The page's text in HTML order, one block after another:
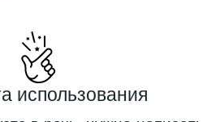
использования